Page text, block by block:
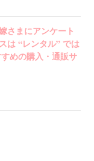
さまにアンケート
は “レンタル” では
めの購入・通販サ